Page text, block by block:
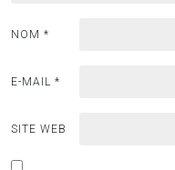
NOM *
E-MAIL *
SITE WEB